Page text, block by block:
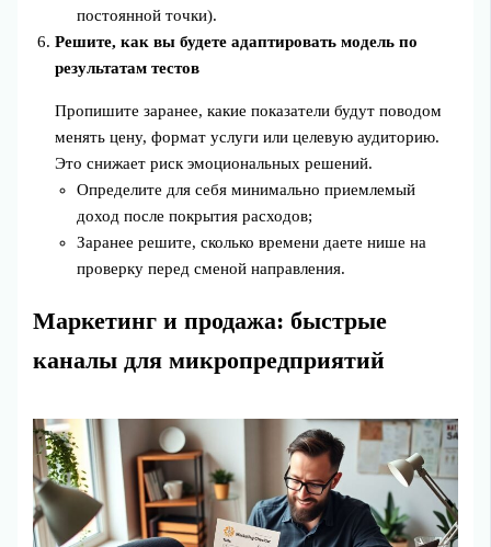
постоянной точки).
Решите, как вы будете адаптировать модель по
результатам тестов
Пропишите заранее, какие показатели будут поводом
менять цену, формат услуги или целевую аудиторию.
Это снижает риск эмоциональных решений.
Определите для себя минимально приемлемый
доход после покрытия расходов;
Заранее решите, сколько времени даете нише на
проверку перед сменой направления.
Маркетинг и продажа: быстрые
каналы для микропредприятий